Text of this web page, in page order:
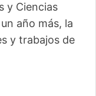
y Ciencias
año más, la
y trabajos de